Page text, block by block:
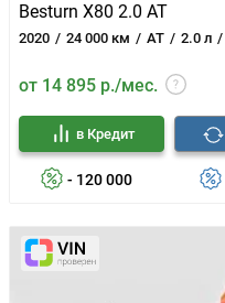
Besturn X80 2.0 AT
2020 24 000 км AT 2.0 л
от 14 895 р./мес.
- 120 000
в Кредит